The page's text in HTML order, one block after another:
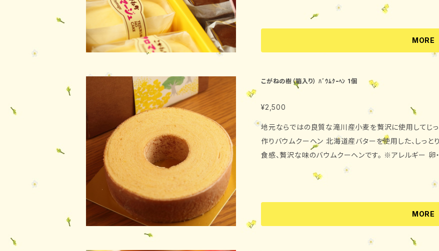
日を含めて7日 （北海道内→到着日を含めて5日、
（フロマージュ）クリームチーズ
ーンスターチ、白ワイン、レモン （ショコラ
ンスターチ、バター ・保存方法 要冷蔵（10℃以
MORE
こがねの樹（箱入り） ﾊﾞｳﾑｸｰﾍﾝ 1個
¥2,500
地元ならではの良質な滝川産小麦を贅沢に使用してじっ
作りバウムクーヘン 北海道産バターを使用した、しっ
食感、贅沢な味のバウムクーヘンです
MORE